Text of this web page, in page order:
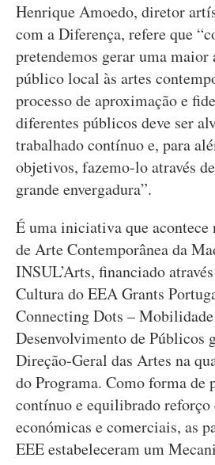
Henrique Amoedo, diretor
com a Diferença, refere que
pretendemos gerar uma maior
público local às artes
processo de aproximação e
diferentes públicos deve ser
trabalhado contínuo e, para
objetivos, fazemo-lo através
grande envergadura”.
É uma iniciativa que
de Arte Contemporânea da
INSUL’Arts, fi­nanciado
Cultura do EEA Grants
Connecting Dots –
Desenvolvimento de Públicos
Direção-Geral das Artes na
do Programa. Como forma de
contínuo e equilibrado reforço
económicas e comerciais, as
EEE estabeleceram um